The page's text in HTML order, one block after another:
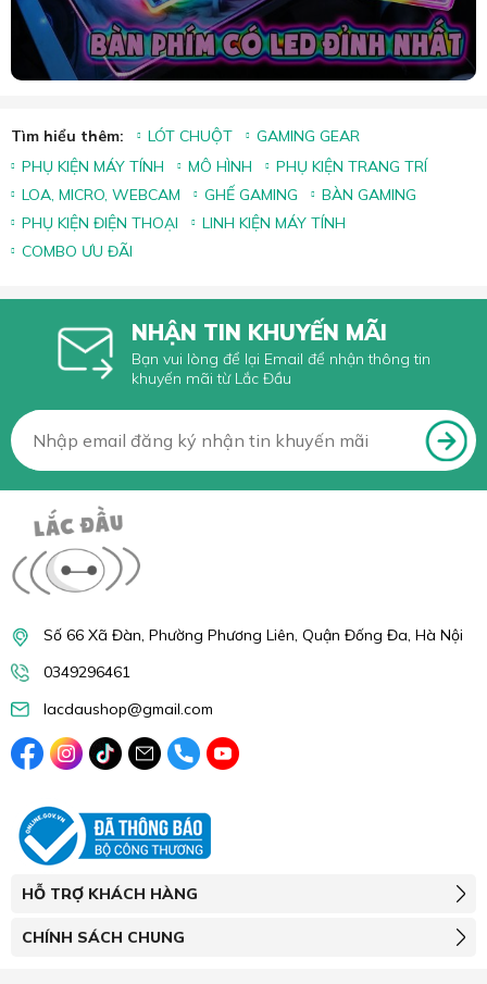
Tìm hiểu thêm: LÓT CHUỘT
GAMING GEAR
PHỤ KIỆN MÁY TÍNH
MÔ HÌNH
PHỤ KIỆN TRANG TRÍ
LOA, MICRO, WEBCAM
GHẾ GAMING
BÀN GAMING
PHỤ KIỆN ĐIỆN THOẠI
LINH KIỆN MÁY TÍNH
COMBO ƯU ĐÃI
NHẬN TIN KHUYẾN MÃI
Bạn vui lòng để lại Email để nhận thông tin
khuyến mãi từ Lắc Đầu
Số 66 Xã Đàn, Phường Phương Liên, Quận Đống Đa, Hà Nội
0349296461
lacdaushop@gmail.com
HỖ TRỢ KHÁCH HÀNG
CHÍNH SÁCH CHUNG